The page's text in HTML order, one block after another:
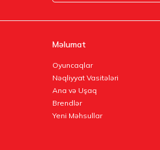
Məlumat
Oyuncaqlar
Nəqliyyat Vasitələri
Ana və Uşaq
Brendlər
Yeni Məhsullar